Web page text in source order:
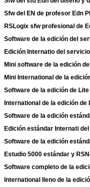
Sfw del EN de profesor Edn
RSLogix sfw profesional de
Software de la edición del
Edición Internatio del
Mini software de la edición
Mini International de la
Software de la edición de
International de la edición de
Software de la edición
Edición estándar Internati
Software de la edición
Estudio 5000 estándar y
Software completo de la
International lleno de la